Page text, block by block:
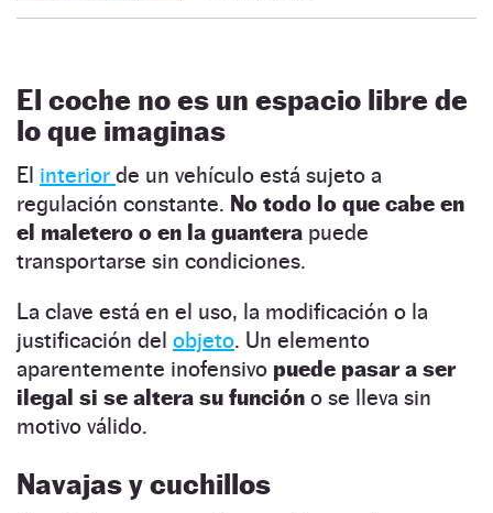
El coche no es un espacio libre de
lo que imaginas
El interior de un vehículo está sujeto a
regulación constante. No todo lo que cabe en
el maletero o en la guantera puede
transportarse sin condiciones.
La clave está en el uso, la modificación o la
justificación del objeto. Un elemento
aparentemente inofensivo puede pasar a ser
ilegal si se altera su función o se lleva sin
motivo válido.
Navajas y cuchillos